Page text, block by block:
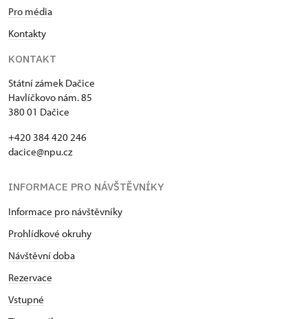
Pro média
Kontakty
KONTAKT
Státní zámek Dačice
Havlíčkovo nám. 85
380 01 Dačice
+420 384 420 246
dacice@npu.cz
INFORMACE PRO NÁVŠTĚVNÍKY
Informace pro návštěvníky
Prohlídkové okruhy
Návštěvní doba
Rezervace
Vstupné